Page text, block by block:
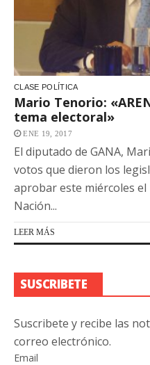
CLASE POLÍTICA
Mario Tenorio:
tema electoral»
ENE 19, 2017
El diputado de GANA,
votos que dieron los
aprobar este miércoles
Nación...
LEER MÁS
SUSCRIBETE
Suscribete y recibe las
correo electrónico.
Email